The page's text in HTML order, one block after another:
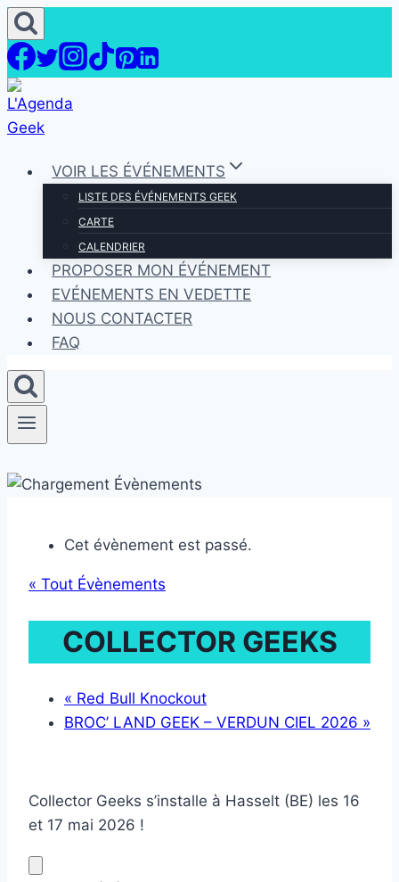
Aller
au
contenu
VOIR LES ÉVÉNEMENTS
LISTE DES ÉVÉNEMENTS GEEK
CARTE
CALENDRIER
PROPOSER MON ÉVÉNEMENT
EVÉNEMENTS EN VEDETTE
NOUS CONTACTER
FAQ
Cet évènement est passé.
« Tout Évènements
COLLECTOR GEEKS
« Red Bull Knockout
BROC’ LAND GEEK – VERDUN CIEL 2026 »
Collector Geeks s’installe à Hasselt (BE) les 16
et 17 mai 2026 !